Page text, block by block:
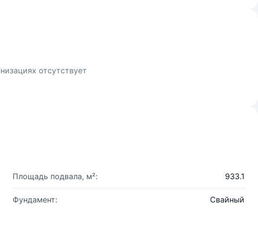
отсутствует
Площадь подвала, м²: 933.1
Фундамент: Свайный